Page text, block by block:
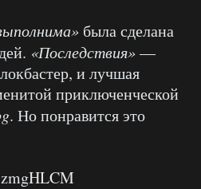
была сделана
«Последствия»—
и лучшая
приключенческой
. Но понравится это